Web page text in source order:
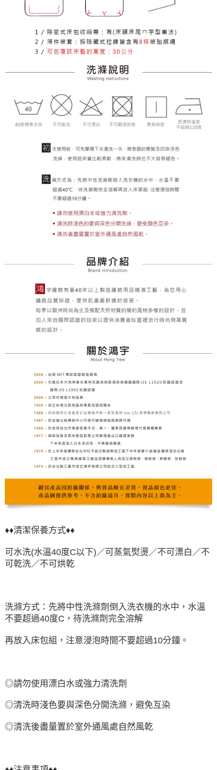
♦♦清潔保養方式♦♦
可水洗(水溫40度C以下)／可蒸氣熨燙／不可漂白／不
可乾洗／不可烘乾
洗滌方式：先將中性洗滌劑倒入洗衣機的水中，水溫
不要超過40度C，待洗滌劑完全溶解
再放入床包組，注意浸泡時間不要超過10分鐘。
◎請勿使用漂白水或強力清洗劑
◎清洗時淺色要與深色分開洗滌，避免互染
◎清洗後盡量置於室外通風處自然風乾